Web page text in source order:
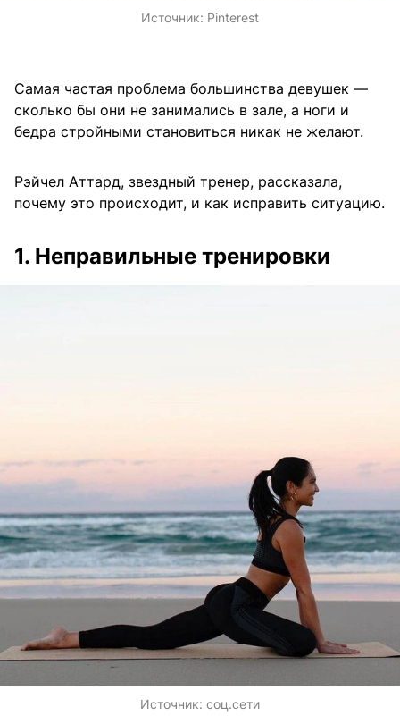
Источник: Pinterest
Самая частая проблема большинства девушек —
сколько бы они не занимались в зале, а ноги и
бедра стройными становиться никак не желают.
Рэйчел Аттард, звездный тренер, рассказала,
почему это происходит, и как исправить ситуацию.
1. Неправильные тренировки
Источник: соц.сети